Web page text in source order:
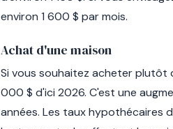
environ 1 600 $ par mois.
Achat d'une maison
Si vous souhaitez acheter plutôt
000 $ d'ici 2026. C'est une
années. Les taux hypothécaires